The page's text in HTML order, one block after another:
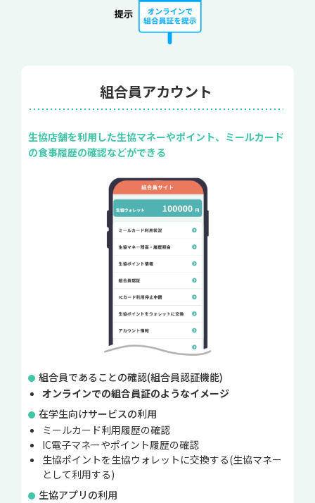
組合員アカウント
生協店舗を利用した生協マネーやポイント、ミールカード
の食事履歴の確認などができる
組合員であることの確認(組合員認証機能)
オンラインでの組合員証のようなイメージ
在学生向けサービスの利用
ミールカード利用履歴の確認
IC電子マネーやポイント履歴の確認
生協ポイントを生協ウォレットに交換する(生協マネー
として利用する)
生協アプリの利用